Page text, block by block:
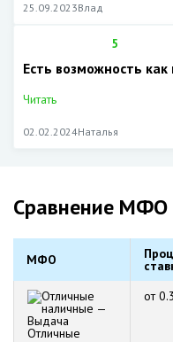
25.09.2023Влад
5
Есть возможность
Читать
02.02.2024Наталья
Сравнение МФО
МФО
Отличные
от